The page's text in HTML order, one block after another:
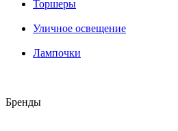
Торшеры
Уличное освещение
Лампочки
Бренды